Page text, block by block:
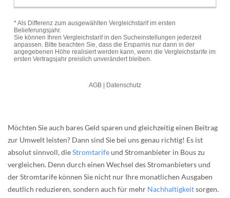
Möchten Sie auch bares Geld sparen und gleichzeitig einen Beitrag
zur Umwelt leisten? Dann sind Sie bei uns genau richtig! Es ist
absolut sinnvoll, dieStromtarifeund Stromanbieter in Bous zu
vergleichen. Denn durch einen Wechsel des Stromanbieters und
der Stromtarife können Sie nicht nur Ihre monatlichen Ausgaben
deutlich reduzieren, sondern auch für mehr Nachhaltigkeitsorgen.